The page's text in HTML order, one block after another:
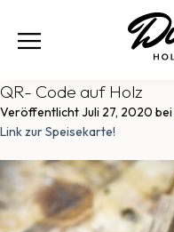
QR- Code auf Holz
VeröffentlichtJuli 27, 2020 bei
Link zur Speisekarte!